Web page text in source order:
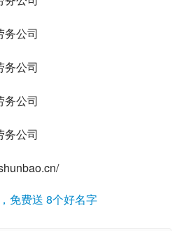
公司
公司
公司
公司
免费送 8个好名字